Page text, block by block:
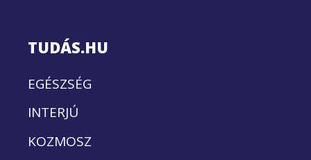
TUDÁS.HU
EGÉSZSÉG
INTERJÚ
KOZMOSZ